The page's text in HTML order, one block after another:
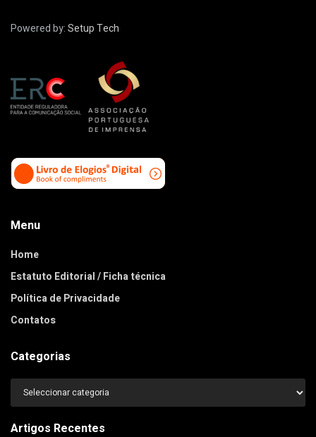
Powered by:Setup Tech
Menu
Home
Estatuto Editorial / Ficha técnica
Política de Privacidade
Contatos
Categorias
Categorias
Artigos Recentes